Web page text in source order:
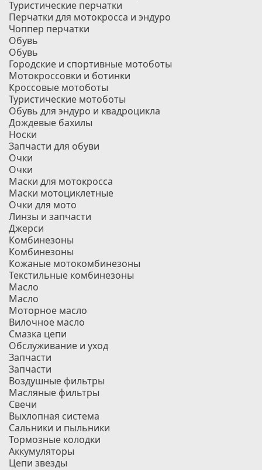
Туристические перчатки
Перчатки для мотокросса и эндуро
Чоппер перчатки
Обувь
Обувь
Городские и спортивные мотоботы
Мотокроссовки и ботинки
Кроссовые мотоботы
Туристические мотоботы
Обувь для эндуро и квадроцикла
Дождевые бахилы
Носки
Запчасти для обуви
Очки
Очки
Маски для мотокросса
Маски мотоциклетные
Очки для мото
Линзы и запчасти
Джерси
Комбинезоны
Комбинезоны
Кожаные мотокомбинезоны
Текстильные комбинезоны
Масло
Масло
Моторное масло
Вилочное масло
Смазка цепи
Обслуживание и уход
Запчасти
Запчасти
Воздушные фильтры
Масляные фильтры
Свечи
Выхлопная система
Сальники и пыльники
Тормозные колодки
Аккумуляторы
Цепи звезды